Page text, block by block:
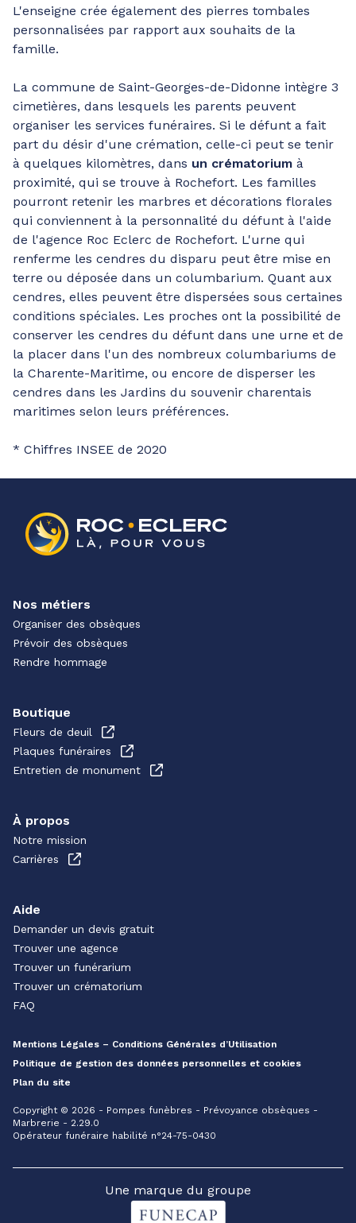
L'enseigne crée également des pierres tombales
personnalisées par rapport aux souhaits de la
famille.
La commune de Saint-Georges-de-Didonne intègre 3
cimetières, dans lesquels les parents peuvent
organiser les services funéraires. Si le défunt a fait
part du désir d'une crémation, celle-ci peut se tenir
à quelques kilomètres, dans un crématorium à
proximité, qui se trouve à Rochefort. Les familles
pourront retenir les marbres et décorations florales
qui conviennent à la personnalité du défunt à l'aide
de l'agence Roc Eclerc de Rochefort. L'urne qui
renferme les cendres du disparu peut être mise en
terre ou déposée dans un columbarium. Quant aux
cendres, elles peuvent être dispersées sous certaines
conditions spéciales. Les proches ont la possibilité de
conserver les cendres du défunt dans une urne et de
la placer dans l'un des nombreux columbariums de
la Charente-Maritime, ou encore de disperser les
cendres dans les Jardins du souvenir charentais
maritimes selon leurs préférences.
* Chiffres INSEE de 2020
Nos métiers
Organiser des obsèques
Prévoir des obsèques
Rendre hommage
Boutique
Fleurs de deuil
Plaques funéraires
Entretien de monument
À propos
Notre mission
Carrières
Aide
Demander un devis gratuit
Trouver une agence
Trouver un funérarium
Trouver un crématorium
FAQ
Mentions Légales – Conditions Générales d’Utilisation
Politique de gestion des données personnelles et cookies
Plan du site
Copyright © 2026 - Pompes funèbres - Prévoyance obsèques -
Marbrerie - 2.29.0
Opérateur funéraire habilité n°24-75-0430
Une marque du groupe